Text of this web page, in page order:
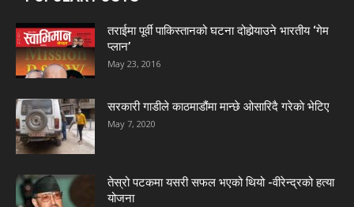
तराईमा पूर्वी पाकिस्तानको घटना दोहोर्‍याउने भारतीय ‘गेम
प्लान’
May 23, 2016
सरकारी गाडीले काठमाडौंमा मान्छे ओसारिदै गरेकाे भेटिए
May 7, 2020
तेस्रो पटकमा यसरी सफल भएको थियो -वीरेन्द्रको हत्या
योजना